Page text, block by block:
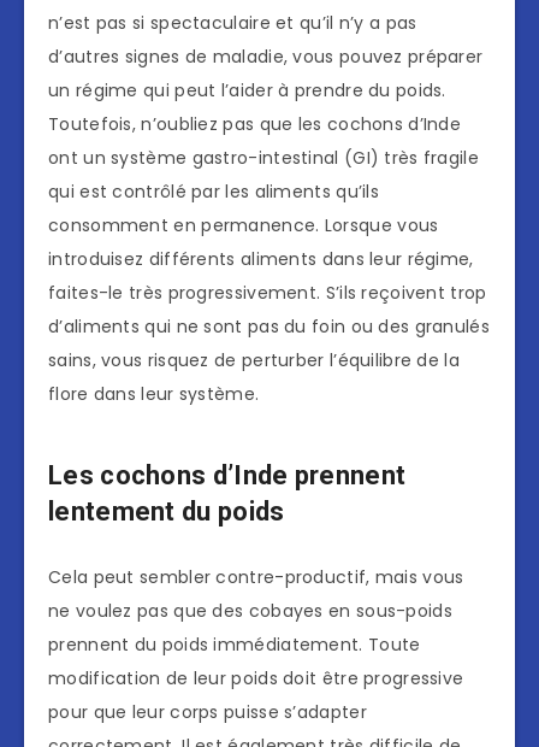
n’est pas si spectaculaire et qu’il n’y a pas
d’autres signes de maladie, vous pouvez préparer
un régime qui peut l’aider à prendre du poids.
Toutefois, n’oubliez pas que les cochons d’Inde
ont un système gastro-intestinal (GI) très fragile
qui est contrôlé par les aliments qu’ils
consomment en permanence. Lorsque vous
introduisez différents aliments dans leur régime,
faites-le très progressivement. S’ils reçoivent trop
d’aliments qui ne sont pas du foin ou des granulés
sains, vous risquez de perturber l’équilibre de la
flore dans leur système.
Les cochons d’Inde prennent
lentement du poids
Cela peut sembler contre-productif, mais vous
ne voulez pas que des cobayes en sous-poids
prennent du poids immédiatement. Toute
modification de leur poids doit être progressive
pour que leur corps puisse s’adapter